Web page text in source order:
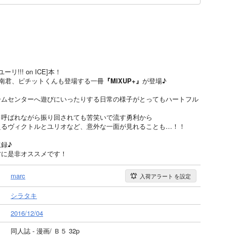
ーリ!!! on ICE]本！
君、ピチットくんも登場する一冊 『MIXUP+』 が登場♪
センターへ遊びにいったりする日常の様子がとってもハートフル
ばれながら振り回されても苦笑いで流す勇利から
ヴィクトルとユリオなど、意外な一面が見れることも…！！
録♪
是非オススメです！
marc 入荷アラート を設定
シラタキ
2016/12/04
同人誌 - 漫画/ Ｂ５ 32p